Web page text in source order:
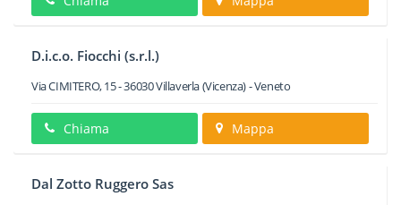
D.i.c.o. Fiocchi (s.r.l.)
Via CIMITERO, 15-36030Villaverla(Vicenza) -Veneto
Chiama Mappa
Dal Zotto Ruggero Sas